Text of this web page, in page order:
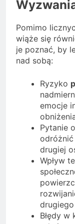
Pomimo
wiąże się
je poznać, by
nad sobą:
Ryzyko
emocje
Pytanie
drugiej
Wpływ
drugiego
Błędy